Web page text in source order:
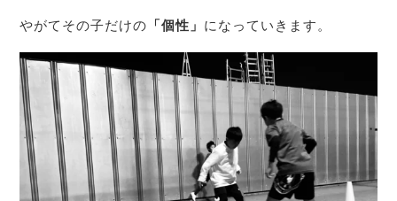
やがてその子だけの 「個性」 になっていきます。